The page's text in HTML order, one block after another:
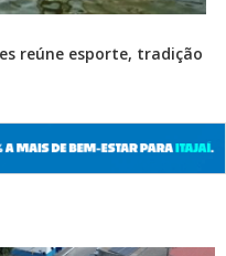
reúne esporte, tradição